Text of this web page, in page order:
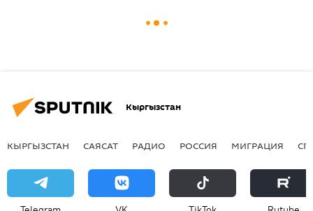
Кыргызстан
КЫРГЫЗСТАН САЯСАТ РАДИО РОССИЯ МИГРАЦИЯ